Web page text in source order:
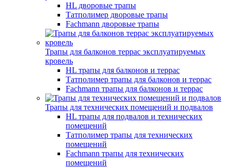
HL дворовые трапы
Татполимер дворовые трапы
Fachmann дворовые трапы
Трапы для балконов террас эксплуатируемых
кровель
HL трапы для балконов и террас
Татполимер трапы для балконов и террас
Fachmann трапы для балконов и террас
Трапы для технических помещений и подвалов
HL трапы для подвалов и технических
помещений
Татполимер трапы для технических
помещений
Fachmann трапы для технических
помещений